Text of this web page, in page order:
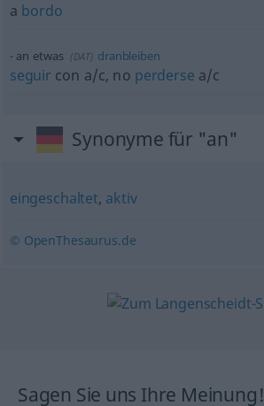
a bordo
an etwas (DAT) dranbleiben
seguir con a/c, no perderse a/c
Synonyme für "an"
eingeschaltet, aktiv
© OpenThesaurus.de
Sagen Sie uns Ihre Meinung!